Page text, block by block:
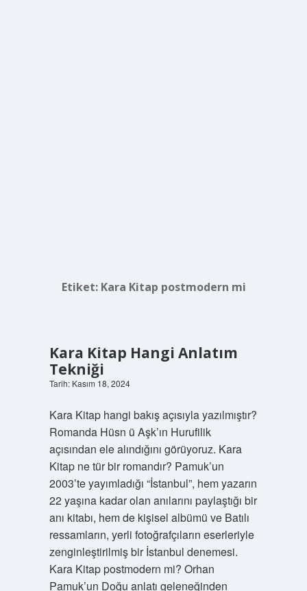
Etiket: Kara Kitap postmodern mi
Kara Kitap Hangi Anlatım
Tekniği
Tarih: Kasım 18, 2024
Kara Kitap hangi bakış açısıyla yazılmıştır?
Romanda Hüsn ü Aşk’ın Hurufilik
açısından ele alındığını görüyoruz. Kara
Kitap ne tür bir romandır? Pamuk’un
2003’te yayımladığı “İstanbul”, hem yazarın
22 yaşına kadar olan anılarını paylaştığı bir
anı kitabı, hem de kişisel albümü ve Batılı
ressamların, yerli fotoğrafçıların eserleriyle
zenginleştirilmiş bir İstanbul denemesi.
Kara Kitap postmodern mi? Orhan
Pamuk’un Doğu anlatı geleneğinden